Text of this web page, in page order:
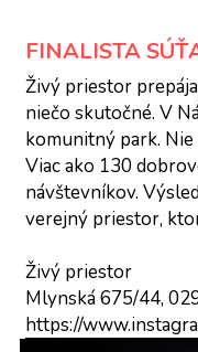
FINALISTA
Živý priestor
niečo skutočné. V
komunitný park.
Viac ako 130
návštevníkov.
verejný priestor,
Živý priestor
Mlynská 675/44,
https://